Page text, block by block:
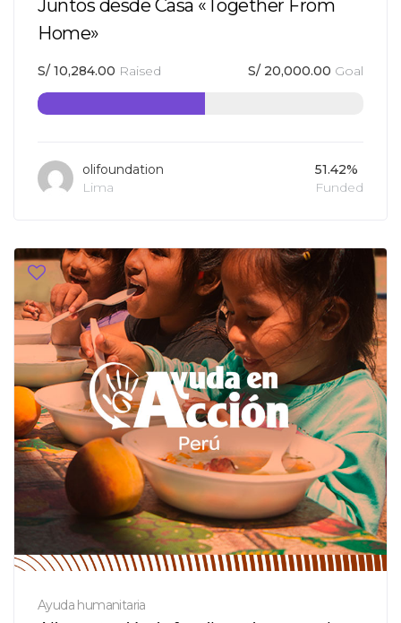
Juntos desde Casa «Together From
Home»
S/ 10,284.00 Raised S/ 20,000.00 Goal
olifoundation
Lima
51.42%
Funded
Ayuda humanitaria